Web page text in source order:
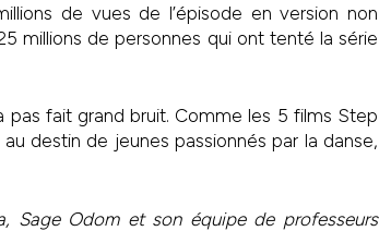
de vues de l’épisode en version non
millions de personnes qui ont tenté la série
pas fait grand bruit. Comme les 5 films Step
destin de jeunes passionnés par la danse,
Sage Odom et son équipe de professeurs